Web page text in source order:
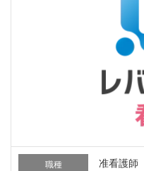
職種 准看護師